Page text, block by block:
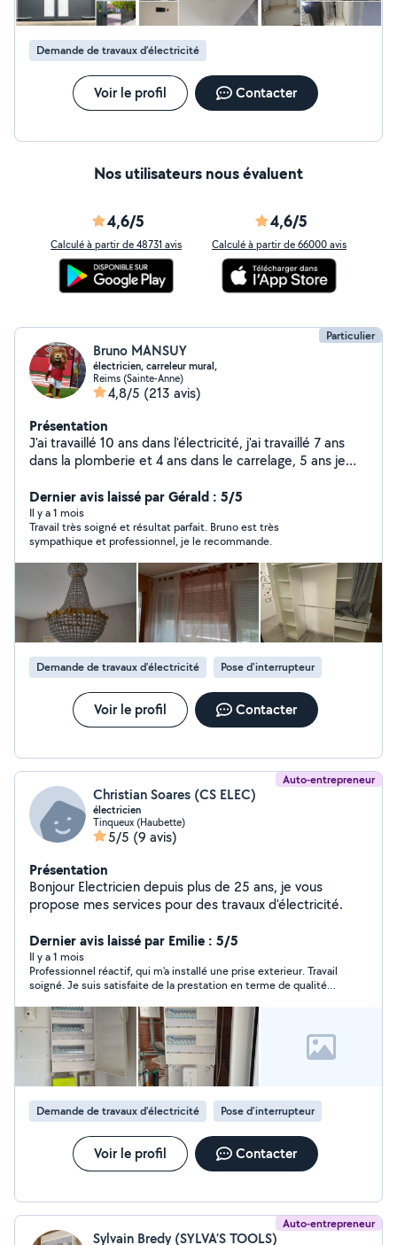
Demande de travaux d’électricité
Voir le profil Contacter
Nos utilisateurs nous évaluent
4,6/5
Calculé à partir de 48731 avis
4,6/5
Calculé à partir de 66000 avis
Particulier
Bruno MANSUY
électricien, carreleur mural,
Reims (Sainte-Anne)
4,8/5 (213 avis)
Présentation
J'ai travaillé 10 ans dans l'électricité, j'ai travaillé 7 ans
dans la plomberie et 4 ans dans le carrelage, 5 ans je
aller allovoisin à bientôt
Dernier avis laissé par Gérald : 5/5
Il y a 1 mois
Travail très soigné et résultat parfait. Bruno est très
sympathique et professionnel, je le recommande.
Demande de travaux d’électricité Pose d'interrupteur
Voir le profil Contacter
Auto-entrepreneur
Christian Soares (CS ELEC)
électricien
Tinqueux (Haubette)
5/5 (9 avis)
Présentation
Bonjour Electricien depuis plus de 25 ans, je vous
propose mes services pour des travaux d'électricité.
Dernier avis laissé par Emilie : 5/5
Il y a 1 mois
Professionnel réactif, qui m'a installé une prise exterieur. Travail
soigné. Je suis satisfaite de la prestation en terme de qualité
Demande de travaux d’électricité Pose d'interrupteur
Voir le profil Contacter
Auto-entrepreneur
Sylvain Bredy (SYLVA’S TOOLS)